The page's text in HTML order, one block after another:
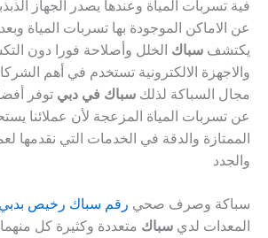
فية تسربات المياة وعندها يصدر الجهاز
عن الاماكن الموجودة بها تسربات المياة
يكتشف سباك الخلل وأصلاحة فورا دون
والاجهزة الالكترونية تستخدم في أهم
مجال السباكة لذلك سباك في دبي توفر
عن تسربات المياة المزعجة لأن عملائنا
الممتازة والدقة في الخدمات التي نقدمها
والجدد
سباكة وصرف صحي رقم سباك رخيص بدبي
المعدات لدي سباك متعددة وكثيرة كل